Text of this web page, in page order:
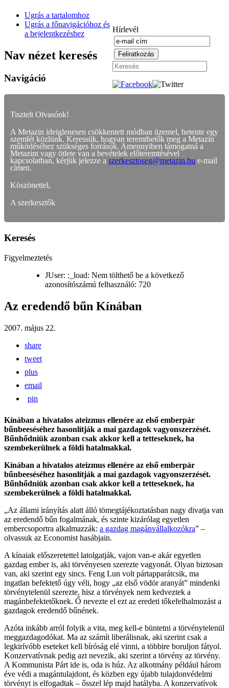
Hírlevél
Ugrás a tartalomhoz
Ugrás a főnavigációhoz és
a bejelentkezéshez
Nav nézet keresés
Navigáció
Tisztelt Olvasónk!
A Metazin ideiglenesen csökkentett módban üzemel, hetente egy
szemlét közlünk. Keressük, hogyan teremthetők meg a Metazin
működéséhez szükséges források. Amennyiben támogatná a
Metazint vagy ötlete van a bevételek előteremtésével
kapcsolatban, kérjük jelezze a szerkesztoseg@metazin.hu e-mail
címen.
Köszönettel,
A szerkesztők
Keresés
Figyelmeztetés
JUser: :_load: Nem tölthető be a következő
azonosítószámú felhasználó: 720
Az eredendő bűn Kínában
2007. május 22.
share
tweet
plus
email
pin
Kínában a hivatalos ateizmus ellenére az első emberpár
bűnbeeséséhez hasonlítják a mai gazdagok vagyonszerzését.
Bűnhődniük azonban csak akkor kell a tetteseknek, ha
szembekerülnek a földi hatalmakkal.
Kínában a hivatalos ateizmus ellenére az első emberpár
bűnbeeséséhez hasonlítják a mai gazdagok vagyonszerzését.
Bűnhődniük azonban csak akkor kell a tetteseknek, ha
szembekerülnek a földi hatalmakkal.
„Az állami irányítás alatt álló tömegtájékoztatásban nagy divatja van
az eredendő bűn fogalmának, és szinte kizárólag egyetlen
embercsoportra alkalmazzák: a gazdag magánvállalkozókra” –
olvassuk az Economist hasábjain.
A kínaiak előszeretettel latolgatják, vajon van-e akár egyetlen
gazdag ember is, aki törvényesen szerezte vagyonát. Olyan biztosan
van, aki szerint egy sincs. Feng Lun volt pártapparátcsik, ma
ingatlan befektető úgy véli, hogy „az első vödör aranyát” mindenki
törvénytelenül szerezte, hisz a törvények nem kedveztek a
magánbefektetőknek. Ő nevezte el ezt az eredeti tőkefelhalmozást a
gazdagok eredendő bűnének.
Azóta inkább arról folyik a vita, meg kell-e büntetni a törvénytelenül
meggazdagodókat. Ma az számít liberálisnak, aki szerint csak a
legkirívóbb eseteket kell bíróság elé vinni, a többire boruljon fátyol.
Konzervatívnak pedig azt nevezik, aki szerint a törvény az törvény.
A Kommunista Párt ide is, oda is húz. Az alkotmány például három
éve védi a magántulajdont, és közben egy újabb tulajdonvédelmi
törvényt is elfogadtak – ősszel lép majd hatályba. A konzervatívok